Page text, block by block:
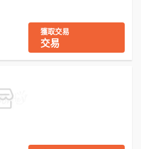
獲取交易
交易